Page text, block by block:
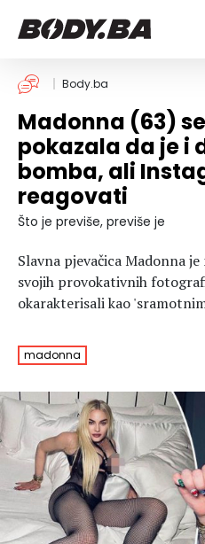
FITNESS
Vježbanje
Mršanje
Discipline
Indoor & Outdoor
BODYBUILDING
Trening i vježbe
Takmičarski
Savjeti
ISHRANA
Dijete
Recepti
Suplementi
ZDRAVLJE
Um i tijelo
Povrede i bolesti
Trudnice
LIFESTYLE
Fitness
Ishrana
Zdravlje
Hedonizam
Njega nje
Njega njega
Šminka
Tehnologija
KALORIJE
Body.ba
Madonna (63)
pokazala da je i
bomba, ali
reagovati
Što je previše, previše je
Slavna pjevačica Madonna
svojih provokativnih
okarakterisali kao
madonna